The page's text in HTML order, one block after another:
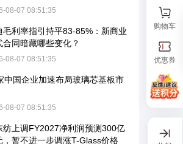
进军DRAM
08-07 08:51:35
毛利率指引持平83-85%：新商业
合同暗藏哪些变化？
08-07 08:51:35
中国企业加速布局玻璃芯基板市
08-07 08:51:35
纺上调FY2027净利润预测300亿
，暂不进一步调涨T-Glass价格
购物车
优惠券